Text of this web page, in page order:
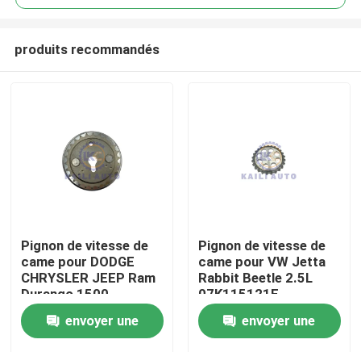
À la maison
Produits
produits recommandés
Pignon de vitesse de
came pour DODGE
CHRYSLER JEEP Ram
Durango 1500
CHRYSLER Aspen
JEEP Grand Cherokee
V8GAS SOHC 4.7L
envoyer une
Pignon de vitesse de
came pour VW Jetta
Rabbit Beetle 2.5L
07K115121E
envoyer une